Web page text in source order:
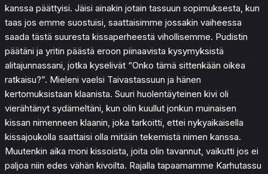
kanssa päättyisi. Jäisi ainakin jotain tassuun sopimuksesta, kun
taas jos emme suostuisi, saattaisimme jossakin vaiheessa
saada tästä suuresta kissaperheestä vihollisemme. Pudistin
päätäni ja yritin päästä eroon piinaavista kysymyksistä
alitajunnassani, jotka kyselivät “Onko tämä sittenkään oikea
ratkaisu?”. Mieleni vaelsi Taivastassuun ja hänen
kertomuksistaan klaanista. Suuri huolentäyteinen kivi oli
vierähtänyt sydämeltäni, kun olin kuullut jonkun muinaisen
kissan nimenneen klaanin, joka tarkoitti, ettei nykyaikaisella
kissajoukolla saattaisi olla mitään tekemistä nimen kanssa.
Muutenkin aika moni kissoista, joita olin tavannut, vaikutti jos ei
paljoa niin edes vähän kivoilta. Rajalla tapaamamme Karhutassu